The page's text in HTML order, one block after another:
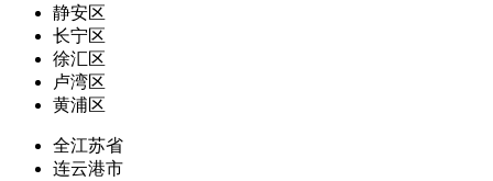
静安区
长宁区
徐汇区
卢湾区
黄浦区
全江苏省
连云港市